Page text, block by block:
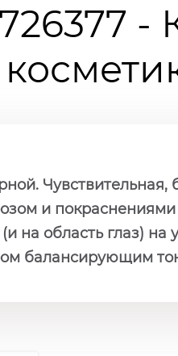
-
и
на область глаз)
балансирующим